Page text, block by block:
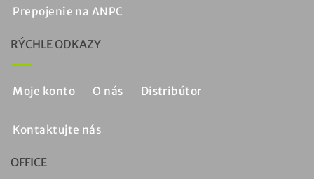
Prepojenie na ANPC
RÝCHLE ODKAZY
Moje konto O nás Distribútor
Kontaktujte nás
OFFICE